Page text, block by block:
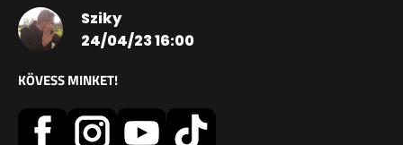
Sziky
24/04/23 16:00
KÖVESS MINKET!